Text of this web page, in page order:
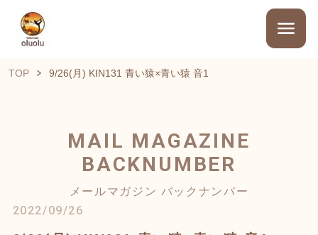
TOP 9/26(月) KIN131 青い猿×青い猿 音1
MAIL MAGAZINE
BACKNUMBER
メールマガジン バックナンバー
2022/09/26